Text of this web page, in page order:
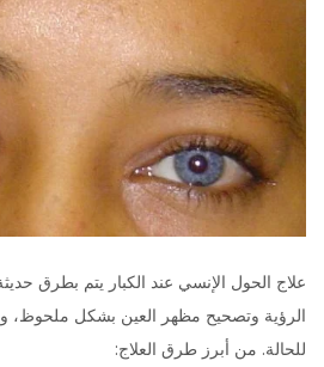
علاج الحول الإنسي عند الكبار يتم بطرق
الرؤية وتصحيح مظهر العين بشكل ملحوظ،
للحالة. من أبرز طرق العلاج: